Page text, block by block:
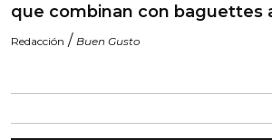
que combinan con baguettes
Redacción / Buen Gusto